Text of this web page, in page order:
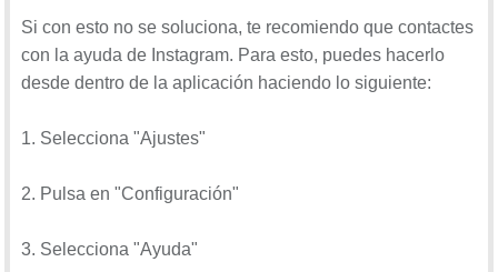
Si con esto no se soluciona, te recomiendo que contactes
con la ayuda de Instagram. Para esto, puedes hacerlo
desde dentro de la aplicación haciendo lo siguiente:
1. Selecciona "Ajustes"
2. Pulsa en "Configuración"
3. Selecciona "Ayuda"